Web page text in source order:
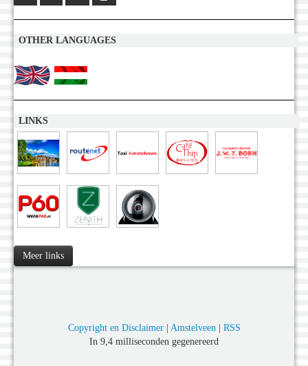
OTHER LANGUAGES
LINKS
Meer links
Copyright en Disclaimer| Amstelveen| RSS
In 9,4 milliseconden gegenereerd